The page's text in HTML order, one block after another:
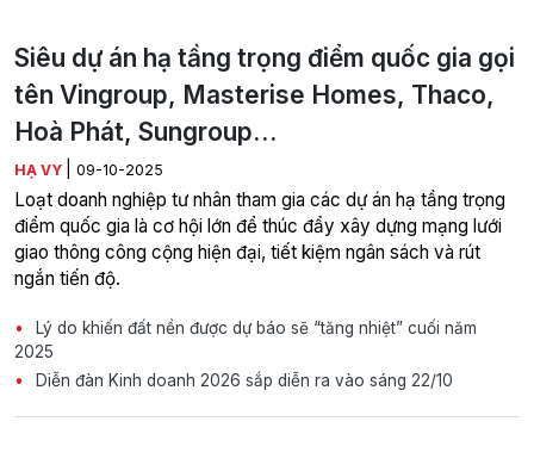
Siêu dự án hạ tầng trọng điểm quốc gia gọi
tên Vingroup, Masterise Homes, Thaco,
Hoà Phát, Sungroup…
HẠ VY 09-10-2025
Loạt doanh nghiệp tư nhân tham gia các dự án hạ tầng trọng
điểm quốc gia là cơ hội lớn để thúc đẩy xây dựng mạng lưới
giao thông công cộng hiện đại, tiết kiệm ngân sách và rút
ngắn tiến độ.
Lý do khiến đất nền được dự báo sẽ “tăng nhiệt” cuối năm
2025
Diễn đàn Kinh doanh 2026 sắp diễn ra vào sáng 22/10